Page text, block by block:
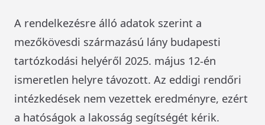
A rendelkezésre álló adatok szerint a
mezőkövesdi származású lány budapesti
tartózkodási helyéről 2025. május 12-én
ismeretlen helyre távozott. Az eddigi rendőri
intézkedések nem vezettek eredményre, ezért
a hatóságok a lakosság segítségét kérik.